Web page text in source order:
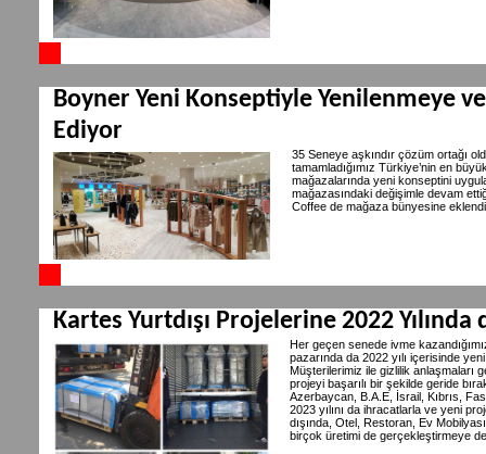
Boyner Yeni Konseptiyle Yenilenmeye
Ediyor
35 Seneye aşkındır çözüm ortağı
tamamladığımız Türkiye’nin en
mağazalarında yeni konseptini
mağazasındaki değişimle devam
Coffee de mağaza bünyesine
Kartes Yurtdışı Projelerine 2022
Her geçen senede ivme
pazarında da 2022 yılı içerisinde
Müşterilerimiz ile gizlilik anlaşmaları
projeyi başarılı bir şekilde geride
Azerbaycan, B.A.E, İsrail, Kıbrıs,
2023 yılını da ihracatlarla ve yeni
dışında, Otel, Restoran, Ev
birçok üretimi de gerçekleştirmeye